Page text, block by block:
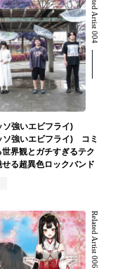
ペラ
Related Artist 004
強いエビフライ)
強いエビフライ) コミ
世界観とガチすぎるテク
せる超異色ロックバンド
Related Artist 006